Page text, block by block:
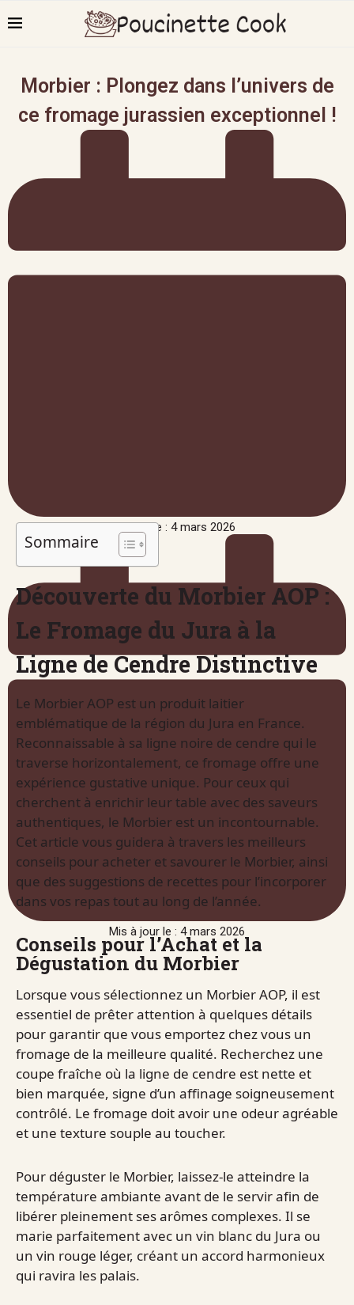
Morbier : Plongez dans l’univers de
ce fromage jurassien exceptionnel !
Publié le : 4 mars 2026
Mis à jour le : 4 mars 2026
Sommaire
Découverte du Morbier AOP :
Le Fromage du Jura à la
Ligne de Cendre Distinctive
Le Morbier AOP est un produit laitier
emblématique de la région du Jura en France.
Reconnaissable à sa ligne noire de cendre qui le
traverse horizontalement, ce fromage offre une
expérience gustative unique. Pour ceux qui
cherchent à enrichir leur table avec des saveurs
authentiques, le Morbier est un incontournable.
Cet article vous guidera à travers les meilleurs
conseils pour acheter et savourer le Morbier, ainsi
que des suggestions de recettes pour l’incorporer
dans vos repas tout au long de l’année.
Conseils pour l’Achat et la
Dégustation du Morbier
Lorsque vous sélectionnez un Morbier AOP, il est
essentiel de prêter attention à quelques détails
pour garantir que vous emportez chez vous un
fromage de la meilleure qualité. Recherchez une
coupe fraîche où la ligne de cendre est nette et
bien marquée, signe d’un affinage soigneusement
contrôlé. Le fromage doit avoir une odeur agréable
et une texture souple au toucher.
Pour déguster le Morbier, laissez-le atteindre la
température ambiante avant de le servir afin de
libérer pleinement ses arômes complexes. Il se
marie parfaitement avec un vin blanc du Jura ou
un vin rouge léger, créant un accord harmonieux
qui ravira les palais.